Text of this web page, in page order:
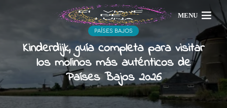
MENU
PAÍSES BAJOS
Kinderdijk, guía completa para visitar
los molinos más auténticos de
Países Bajos 2026